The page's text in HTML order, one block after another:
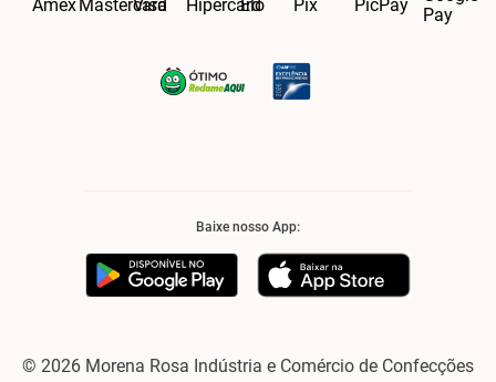
Baixe nosso App:
© 2026 Morena Rosa Indústria e Comércio de Confecções